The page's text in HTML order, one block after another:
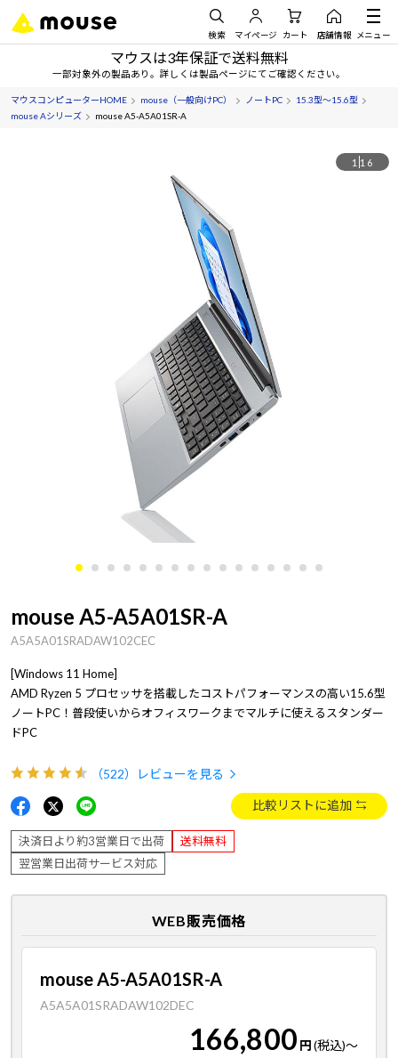
検索 マイページ カート 店舗情報 メニュー
マウスは3年保証で送料無料
一部対象外の製品あり。詳しくは製品ページにてご確認ください。
マウスコンピューターHOME mouse（一般向けPC） ノートPC
15.3型～15.6型
mouse Aシリーズ
mouse A5-A5A01SR-A
1 16
mouse A5-A5A01SR-A
A5A5A01SRADAW102CEC
[Windows 11 Home]
AMD Ryzen 5 プロセッサを搭載したコストパフォーマンスの高い15.6型
ノートPC！普段使いからオフィスワークまでマルチに使えるスタンダー
ドPC
（522） レビューを見る
比較リストに追加
決済日より約3営業日で出荷
送料無料
翌営業日出荷サービス対応
WEB販売価格
mouse A5-A5A01SR-A
A5A5A01SRADAW102DEC
166,800 円(税込)～